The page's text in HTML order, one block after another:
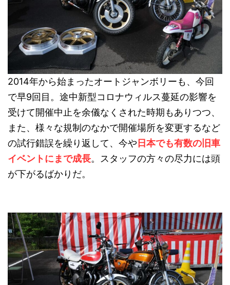
2014年から始まったオートジャンボリーも、今回
で早9回目。途中新型コロナウィルス蔓延の影響を
受けて開催中止を余儀なくされた時期もありつつ、
また、様々な規制のなかで開催場所を変更するなど
の試行錯誤を繰り返して、今や 日本でも有数の旧車
イベントにまで成長。スタッフの方々の尽力には頭
が下がるばかりだ。